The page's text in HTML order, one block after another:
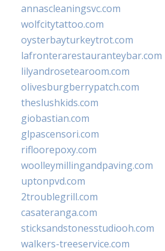
annascleaningsvc.com
wolfcitytattoo.com
oysterbayturkeytrot.com
lafronterarestauranteybar.com
lilyandrosetearoom.com
olivesburgberrypatch.com
theslushkids.com
giobastian.com
glpascensori.com
rifloorepoxy.com
woolleymillingandpaving.com
uptonpvd.com
2troublegrill.com
casateranga.com
sticksandstonesstudiooh.com
walkers-treeservice.com